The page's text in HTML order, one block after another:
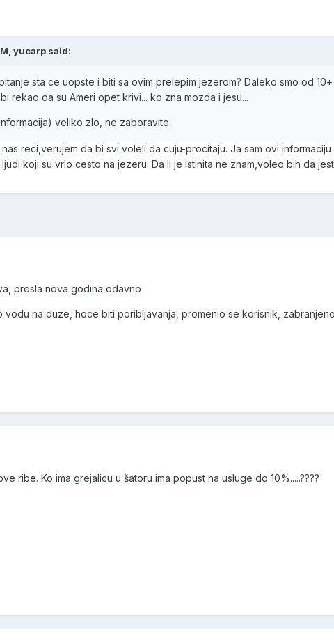
yucarp said:
sta ce uopste i biti sa ovim prelepim jezerom? Daleko smo od
rekao da su Ameri opet krivi... ko zna mozda i jesu...
veliko zlo, ne zaboravite.
reci,verujem da bi svi voleli da cuju-procitaju. Ja sam ovi informaciju
koji su vrlo cesto na jezeru. Da li je istinita ne znam,voleo bih da
prosla nova godina odavno
na duze, hoce biti poribljavanja, promenio se korisnik,
ribe. Ko ima grejalicu u šatoru ima popust na usluge do 10%.....????